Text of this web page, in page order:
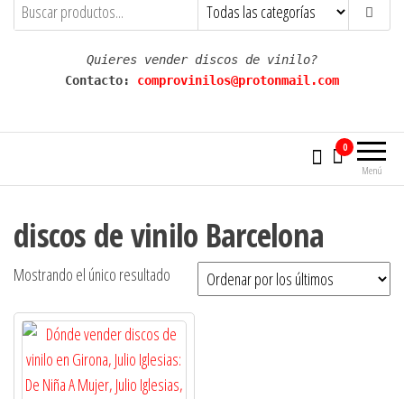
Quieres vender discos de vinilo?
Contacto: comprovinilos@protonmail.com
Menú
0
discos de vinilo Barcelona
Mostrando el único resultado